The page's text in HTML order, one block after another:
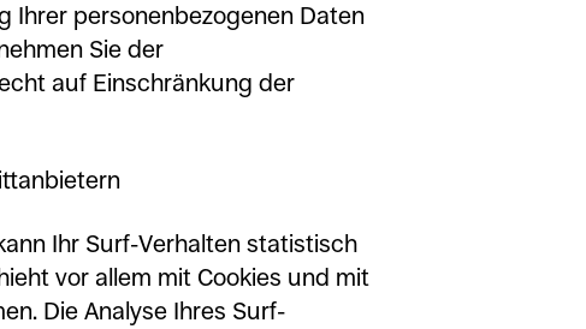
Ihrer personenbezogenen Daten
Sie der
auf Einschränkung der
Ihr Surf-Verhalten statistisch
vor allem mit Cookies und mit
Die Analyse Ihres Surf-